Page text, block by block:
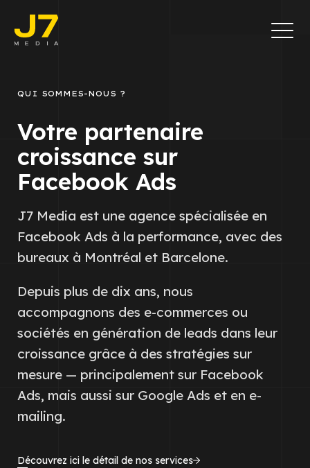
QUI SOMMES-NOUS ?
Votre partenaire
croissance sur
Facebook Ads
J7 Media est une agence spécialisée en
Facebook Ads à la performance, avec des
bureaux à Montréal et Barcelone.
Depuis plus de dix ans, nous
accompagnons des e-commerces ou
sociétés en génération de leads dans leur
croissance grâce à des stratégies sur
mesure — principalement sur Facebook
Ads, mais aussi sur Google Ads et en e-
mailing.
Découvrez ici le détail de nos services